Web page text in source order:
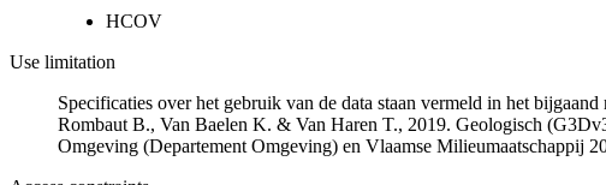
HCOV
Use limitation
Specificaties over het gebruik van de data staan vermeld in het
Rombaut B., Van Baelen K. & Van Haren T., 2019. Geologisch
Omgeving (Departement Omgeving) en Vlaamse Milieumaatschappij